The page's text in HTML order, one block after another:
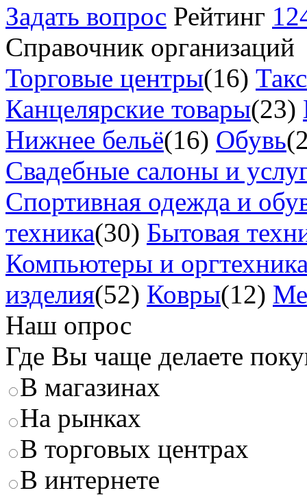
Задать вопрос Рейтинг
Справочник организаций
Торговые центры(16)
Канцелярские товары(23)
Нижнее бельё(16) Обувь
Свадебные салоны и
Спортивная одежда и
техника(30) Бытовая
Компьютеры и
изделия(52) Ковры(12)
Наш опрос
Где Вы чаще делаете
В магазинах
На рынках
В торговых центрах
В интернете